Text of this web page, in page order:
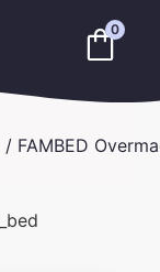
0
/ FAMBED